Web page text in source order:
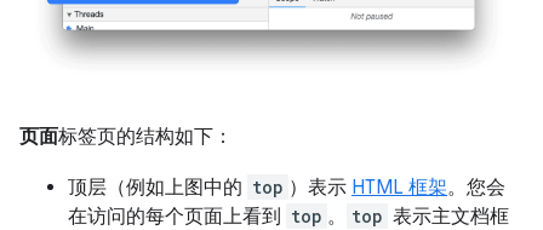
页面标签页的结构如下：
顶层（例如上图中的 top ）表示 HTML 框架。您会
在访问的每个页面上看到 top 。 top 表示主文档框